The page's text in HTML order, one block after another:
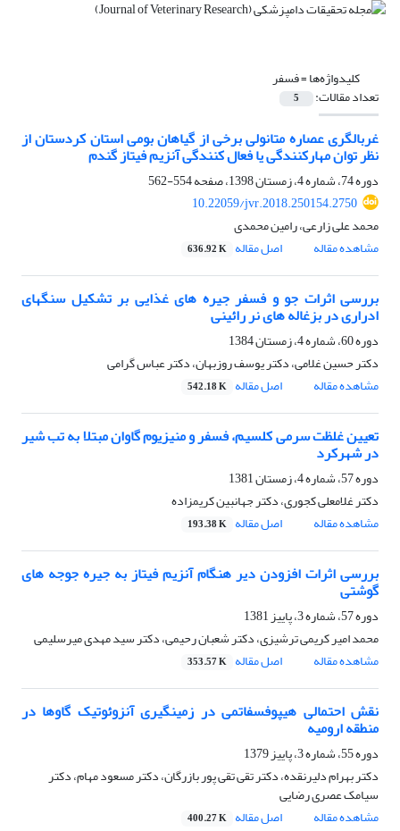
کلیدواژه‌ها =فسفر
تعداد مقالات: 5
غربالگری عصاره متانولی برخی از گیاهان بومی استان کردستان از
نظر توان مهارکنندگی یا فعال کنندگی آنزیم فیتاز گندم
دوره 74، شماره 4، زمستان 1398، صفحه
554-562
10.22059/jvr.2018.250154.2750
محمد علی زارعی، رامین محمدی
مشاهده مقاله
اصل مقاله 636.92 K
بررسی اثرات جو و فسفر جیره های غذایی بر تشکیل سنگهای
ادراری در بزغاله های نر رائینی
دوره 60، شماره 4، زمستان 1384
دکتر حسین غلامی، دکتر یوسف روزبهان، دکتر عباس گرامی
مشاهده مقاله
اصل مقاله 542.18 K
تعیین غلظت سرمی کلسیم، فسفر و منیزیوم گاوان مبتلا به تب شیر
در شهرکرد
دوره 57، شماره 4، زمستان 1381
دکتر غلامعلی کجوری، دکتر جهانبین کریمزاده
مشاهده مقاله
اصل مقاله 193.38 K
بررسی اثرات افزودن دیر هنگام آنزیم فیتاز به جیره جوجه های
گوشتی
دوره 57، شماره 3، پاییز 1381
محمد امیر کریمی ترشیزی، دکتر شعبان رحیمی، دکتر سید مهدی میرسلیمی
مشاهده مقاله
اصل مقاله 353.57 K
نقش احتمالی هیپوفسفاتمی در زمینگیری آنزوئوتیک گاوها در
منطقه ارومیه
دوره 55، شماره 3، پاییز 1379
دکتر بهرام دلیرنقده، دکتر تقی تقی پور بازرگان، دکتر مسعود مهام، دکتر
سیامک عصری رضایی
مشاهده مقاله
اصل مقاله 400.27 K